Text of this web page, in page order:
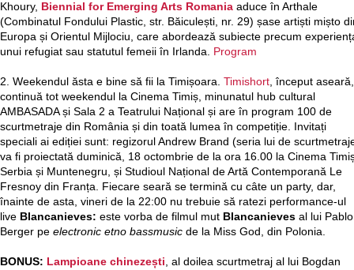
Khoury, Biennial for Emerging Arts Romania aduce în Arthale
(Combinatul Fondului Plastic, str. Băiculești, nr. 29) șase artiști mișto
Europa și Orientul Mijlociu, care abordează subiecte precum
unui refugiat sau statutul femeii în Irlanda. Program
2. Weekendul ăsta e bine să fii la Timișoara. Timishort, început aseară,
continuă tot weekendul la Cinema Timiș, minunatul hub cultural
AMBASADA și Sala 2 a Teatrului Național și are în program 100 de
scurtmetraje din România și din toată lumea în competiție. Invitați
speciali ai ediției sunt: regizorul Andrew Brand (seria lui de
va fi proiectată duminică, 18 octombrie de la ora 16.00 la Cinema
Serbia și Muntenegru, și Studioul Național de Artă Contemporană Le
Fresnoy din Franța. Fiecare seară se termină cu câte un party, dar,
înainte de asta, vineri de la 22:00 nu trebuie să ratezi performance-ul
live Blancanieves: este vorba de filmul mut Blancanieves al lui Pablo
Berger pe electronic etno bassmusic de la Miss God, din Polonia.
BONUS: Lampioane chinezești, al doilea scurtmetraj al lui Bogdan